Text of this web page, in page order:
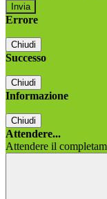
Errore
Chiudi
Successo
Chiudi
Informazione
Chiudi
Attendere...
Attendere il